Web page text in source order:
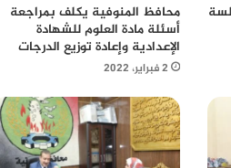
محافظ المنوفية يكلف بمراجعة
أسئلة مادة العلوم للشهادة
الإعدادية وإعادة توزيع الدرجات
2 فبراير، 2022